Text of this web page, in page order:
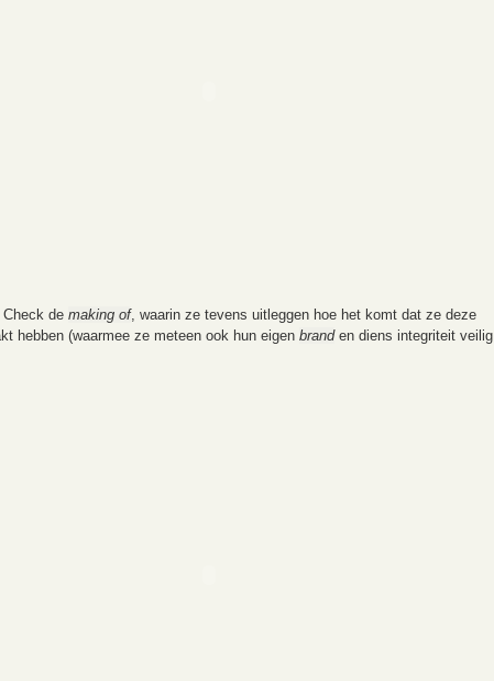
Check de making of, waarin ze tevens uitleggen hoe het komt dat ze deze
hebben (waarmee ze meteen ook hun eigen branden diens integriteit veilig